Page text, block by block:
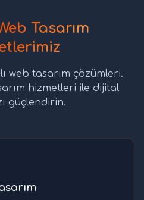
Tasarım
web tasarım çözümleri.
hizmetleri ile dijital
güçlendirin.